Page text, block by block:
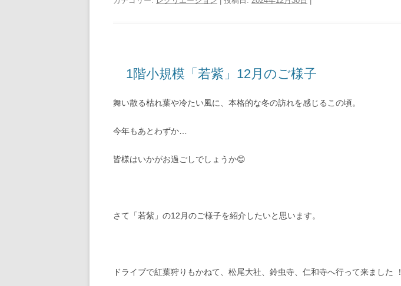
1階小規模「若紫」12月のご様子
舞い散る枯れ葉や冷たい風に、本格的な冬の訪れを感じるこの頃。
今年もあとわずか…
皆様はいかがお過ごしでしょうか😊
さて「若紫」の12月のご様子を紹介したいと思います。
ドライブで紅葉狩りもかねて、松尾大社、鈴虫寺、仁和寺へ行って来ました ！